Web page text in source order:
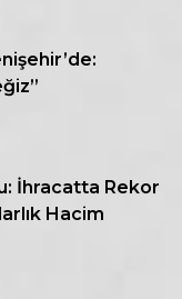
İhracatta Rekor
Hacim